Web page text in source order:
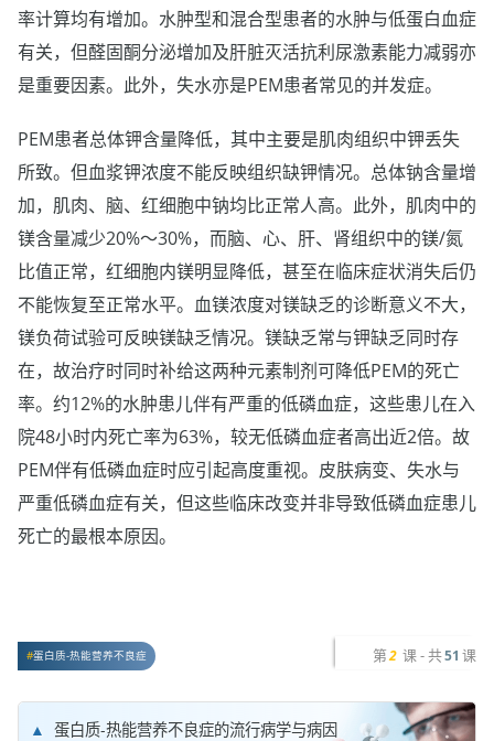
率计算均有增加。水肿型和混合型患者的水肿与低蛋白血症
有关，但醛固酮分泌增加及肝脏灭活抗利尿激素能力减弱亦
是重要因素。此外，失水亦是PEM患者常见的并发症。
PEM患者总体钾含量降低，其中主要是肌肉组织中钾丢失
所致。但血浆钾浓度不能反映组织缺钾情况。总体钠含量增
加，肌肉、脑、红细胞中钠均比正常人高。此外，肌肉中的
镁含量减少20%～30%，而脑、心、肝、肾组织中的镁/氮
比值正常，红细胞内镁明显降低，甚至在临床症状消失后仍
不能恢复至正常水平。血镁浓度对镁缺乏的诊断意义不大，
镁负荷试验可反映镁缺乏情况。镁缺乏常与钾缺乏同时存
在，故治疗时同时补给这两种元素制剂可降低PEM的死亡
率。约12%的水肿患儿伴有严重的低磷血症，这些患儿在入
院48小时内死亡率为63%，较无低磷血症者高出近2倍。故
PEM伴有低磷血症时应引起高度重视。皮肤病变、失水与
严重低磷血症有关，但这些临床改变并非导致低磷血症患儿
死亡的最根本原因。
蛋白质-热能营养不良症 第 2 课 - 共51 课
蛋白质-热能营养不良症的流行病学与病因